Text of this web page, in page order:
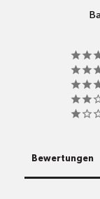
Standort
Bewertungen